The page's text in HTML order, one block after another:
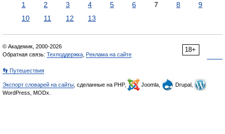
1 2 3 4 5 6 7 8
9
10
11 12 13
18+
© Академик, 2000-2026
Обратная связь: Техподдержка Реклама на сайте
👣 Путешествия
Экспорт словарей на сайты , сделанные на PHP, Joomla,
Drupal,
WordPress, MODx.